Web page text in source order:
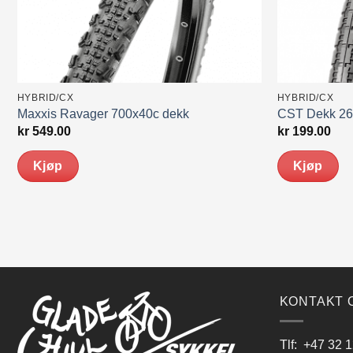
HYBRID/CX
Maxxis Ravager 700x40c dekk
kr549.00
Kjøp
HYBRID/CX
CST Dekk
kr199.00
Kjøp
KONTAKT
Tlf: +47 32